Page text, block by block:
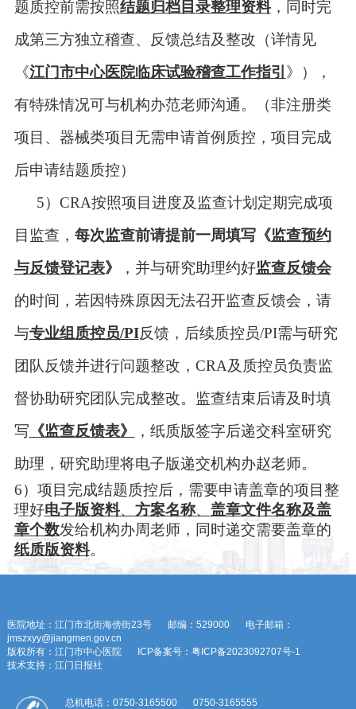
题质控前需按照结题归档目录整理资料，同时完
成第三方独立稽查、反馈总结及整改 （详情见
《江门市中心医院临床试验稽查工作指引 》 ）
，
有特殊情况可与机构办范老师沟通。（非注册类
项目、器械类项目无需申请首例质控，项目完成
后申请结题质控）
5） CRA按照项目进度及监查计划定期完成项
目监查， 每次监查前请提前一周填写《监查预约
与反馈登记表》 ， 并与研究助理约好监查反馈会
的时间 ，若因特殊原因无法召开监查反馈会，请
与专业组质控员/PI反馈，后续质控员/PI需与研究
团队反馈并进行问题整改， CRA及质控员负责监
督协助研究团队完成整改。监查结束后请及时填
写 《监查反馈表》
，纸质版签字后递交科室研究
助理，研究助理将电子版递交机构办赵老师。
6） 项目完成结题质控后，需要申请盖章的项目整
理好电子版资料、 方案名称、 盖章文件名称及盖
章个数发给机构办周老师，同时递交需要盖章的
纸质版资料。
医院地址：江门市北街海傍街23号 邮编：529000
电子邮箱：
jmszxyy@jiangmen.gov.cn
版权所有：江门市中心医院
ICP备案号：粤ICP备2023092707号-1
技术支持：江门日报社
总机电话：0750-3165500 0750-3165555